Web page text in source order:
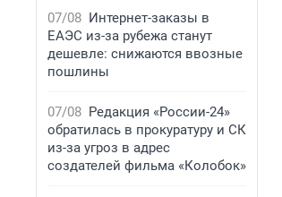
07/08 Интернет-заказы в
ЕАЭС из-за рубежа станут
дешевле: снижаются ввозные
пошлины
07/08 Редакция «России-24»
обратилась в прокуратуру и СК
из-за угроз в адрес
создателей фильма «Колобок»